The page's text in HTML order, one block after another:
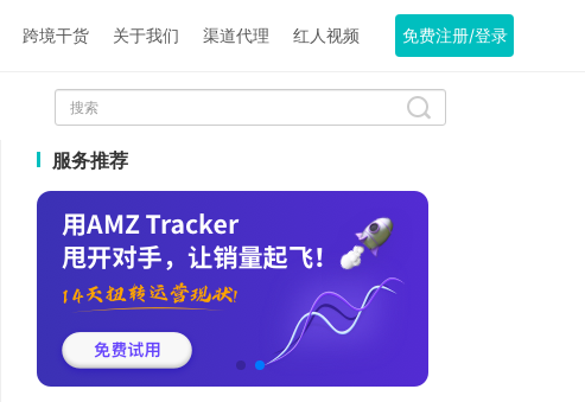
跨境干货 关于我们 渠道代理 红人视频 免费注册/登录
服务推荐